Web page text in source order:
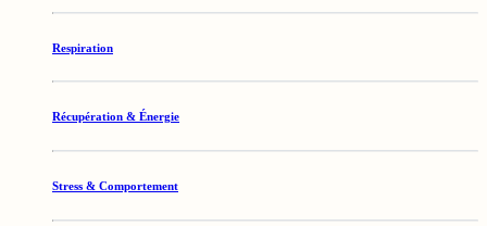
Respiration
Récupération & Énergie
Stress & Comportement